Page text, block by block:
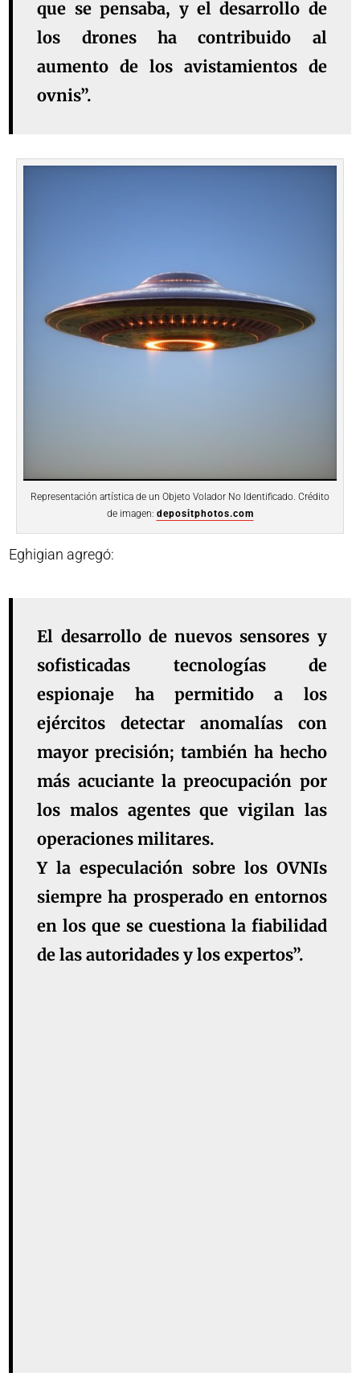
que se pensaba, y el desarrollo de
los drones ha contribuido al
aumento de los avistamientos de
ovnis”.
Representación artística de un Objeto Volador No Identificado. Crédito
de imagen: depositphotos.com
Eghigian agregó:
El desarrollo de nuevos sensores y
sofisticadas tecnologías de
espionaje ha permitido a los
ejércitos detectar anomalías con
mayor precisión; también ha hecho
más acuciante la preocupación por
los malos agentes que vigilan las
operaciones militares.
Y la especulación sobre los OVNIs
siempre ha prosperado en entornos
en los que se cuestiona la fiabilidad
de las autoridades y los expertos”.